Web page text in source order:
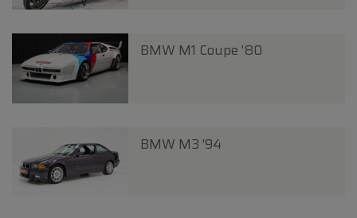
BMW M1 Coupe '80
BMW M3 '94